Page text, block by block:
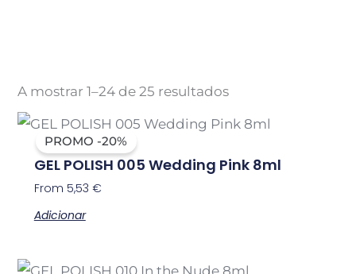
A mostrar 1–24 de 25 resultados
PROMO -20%
GEL POLISH 005 Wedding Pink 8ml
From 5,53 €
Adicionar